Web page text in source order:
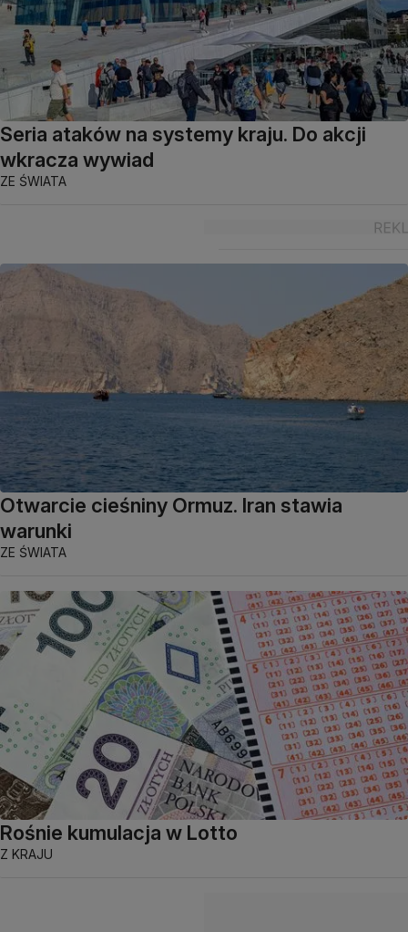
Seria ataków na systemy kraju. Do akcji
wkracza wywiad
ZE ŚWIATA
Otwarcie cieśniny Ormuz. Iran stawia
warunki
ZE ŚWIATA
Rośnie kumulacja w Lotto
Z KRAJU